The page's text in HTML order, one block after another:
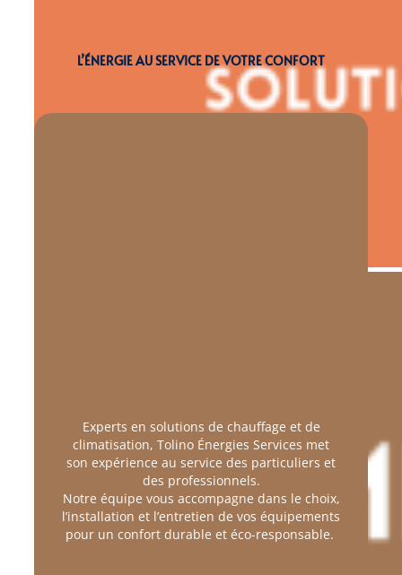
L’ÉNERGIE AU SERVICE DE VOTRE CONFORT
Experts en solutions de chauffage et de
climatisation, Tolino Énergies Services met
son expérience au service des particuliers et
des professionnels.
Notre équipe vous accompagne dans le choix,
l’installation et l’entretien de vos équipements
pour un confort durable et éco-responsable.